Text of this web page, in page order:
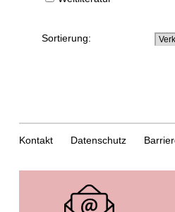
Sortierung:
Kontakt Datenschutz